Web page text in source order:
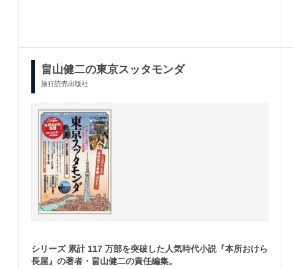
畠山健二の東京スッタモンダ
旅行読売出版社
シリーズ 累計 117 万部を突破した人気時代小説『本所おけら
長屋』の著者・畠山健二の責任編集。